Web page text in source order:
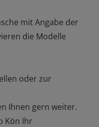
mit Angabe der
die Modelle
oder zur
Ihnen gern weiter.
Kön Ihr